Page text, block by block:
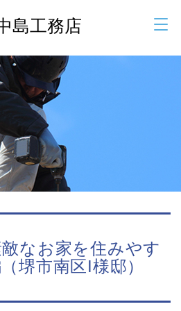
なお家を住みやす
堺市南区I様邸）